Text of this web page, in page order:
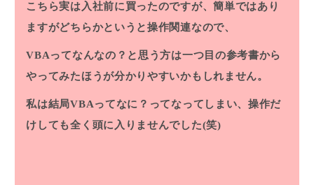
こちら実は入社前に買ったのですが、簡単ではあり
ますがどちらかというと操作関連なので、
VBAってなんなの？と思う方は一つ目の参考書から
やってみたほうが分かりやすいかもしれません。
私は結局VBAってなに？ってなってしまい、操作だ
けしても全く頭に入りませんでした(笑)